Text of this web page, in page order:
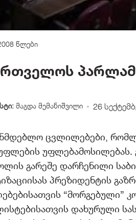
წლები
მაგდა მემანიშვილი 26
ცვლილებები,
უფლებამოსილებას.
გარეშე დარჩენილი
პრეზიდენტის
“მორგებული”
დახურული